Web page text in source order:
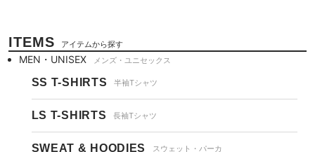
ITEMS アイテムから探す
MEN・UNISEX メンズ・ユニセックス
SS T-SHIRTS 半袖Tシャツ
LS T-SHIRTS 長袖Tシャツ
SWEAT & HOODIES スウェット・パーカ